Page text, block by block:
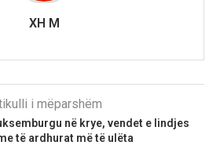
XH M
i mëparshëm
në krye, vendet e lindjes
të ardhurat më të ulëta